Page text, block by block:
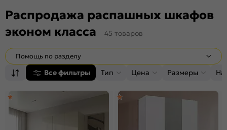
Распродажа распашных шкафов
эконом класса
45 товаров
Помощь по разделу
Все фильтры Тип Цена Размеры